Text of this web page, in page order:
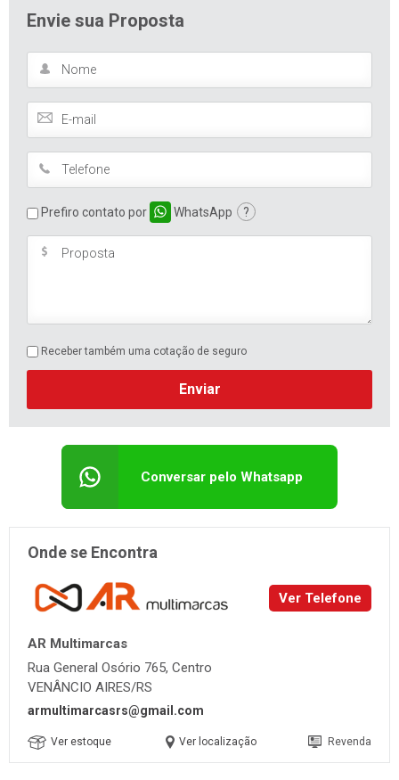
Envie sua Proposta
Prefiro contato por WhatsApp ?
Receber também uma cotação de seguro
Enviar
Conversar pelo Whatsapp
Onde se Encontra
Ver Telefone
AR Multimarcas
Rua General Osório 765, Centro
VENÂNCIO AIRES/RS
armultimarcasrs@gmail.com
Ver estoque Ver localização Revenda